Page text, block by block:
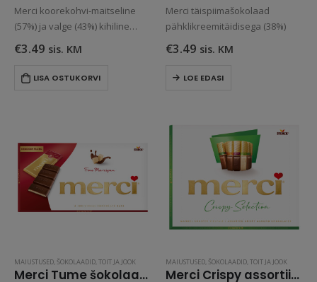
Merci koorekohvi-maitseline
(57%) ja valge (43%) kihiline
šokolaad
€3.49 sis. KM
LISA OSTUKORVI
Merci täispiimašokolaad
pähklikreemitäidisega (38%)
€3.49 sis. KM
LOE EDASI
MAIUSTUSED, ŠOKOLAADID,TOIT JA JOOK
Merci Tume šokolaad martsipanitäidisega 112g
MAIUSTUSED, ŠOKOLAADID,TOIT JA JOOK
Merci Crispy assortiišokolaad krõbeda – mandliga 250g